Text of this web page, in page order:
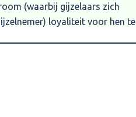
(waarbij gijzelaars zich
loyaliteit voor hen te